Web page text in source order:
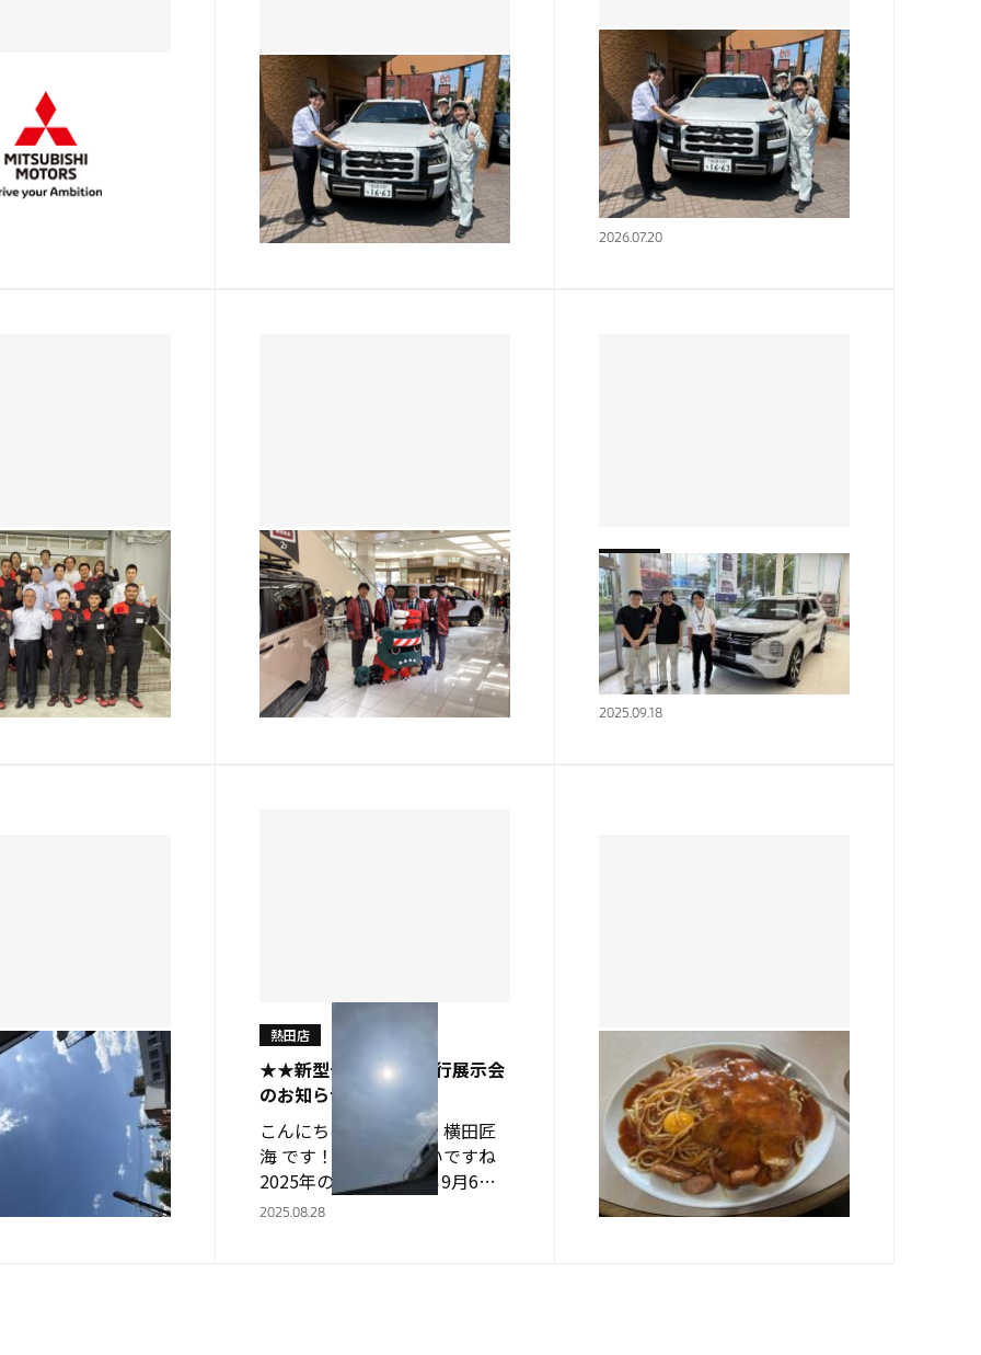
紹介（２人目）
て！ この度、実習生
店に配属になりまし
す。 まだまだ勉強中
は山ほどあります
実習生のご紹介（１人目）
熱田店
こんにちは！ 先週のブログでも
ご紹介しましたように、熱田店
には先週から 三菱自動車工業の
実習生３名が加わりました。 こ
2026.07.25
★今年も○○○が来たッ！！！
★
熱田店
こんにちは！！！🌞熱田店で
す！！ 暑い日が続きますが皆
様いかがお過ごしでしょうか？
私はそろそろエアコンをつけよ
2026.07.20
まりました🍃
、熱田店です😽
5/31（日）まで ✨
のフルスロットル祭
スーパーマイカープ
デリカ祭行って来ました！
熱田店
こんにちは、熱田店です😺 先
日、イオンモールナゴヤドーム
前で デリカの移動展示会が行わ
れました🌟 なんと激レアのビッ
2026.03.12
お世話になりました！！
熱田店
こんにちは！！ 実習生の 横田
匠海 です！ いかがお過ごしで
しょうか？ 日中はまだまだ 暑
い ですが 日の入りが段々と早
2025.09.18
？！★
～！ 実習生の青木龍
風も過ぎて、めちゃ
！！！ 今日は暑いで
ったら暑さが無くな
★★新型デリカミニ先行展示会
のお知らせ★★
熱田店
こんにちは！ 実習生の 横田匠
海 です！！ 今日も暑いですね
2025年の８月23日から9月6日
は 処暑（夏至や冬至みたいな感
2025.08.28
★夏季連休中の過ごし方②★
熱田店
皆さんこんにちは！ 実習生の浦
山です！！ お盆休みですが、
地元長崎に帰省し、 その際、福
岡を経由しました！！ っとその
2025.08.25